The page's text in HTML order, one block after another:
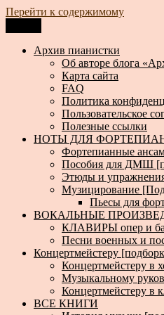
Перейти к содержимому
Архив пианистки
Всё для пианистов: ноты,
Архив пианистки
Об авторе блога
Карта сайта
FAQ
Политика
Пользовательское
Полезные ссылки
НОТЫ ДЛЯ
Фортепианные
Пособия для ДМШ
Этюды и
Музицирование
Пьесы для
ВОКАЛЬНЫЕ
КЛАВИРЫ опер и
Песни военных и
Концертмейстеру
Концертмейстеру в
Музыкальному
Концертмейстеру в
ВСЕ КНИГИ